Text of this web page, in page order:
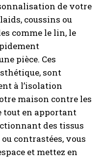
de votre
coussins ou
comme le lin, le
pièce. Ces
sont
à l’isolation
maison contre les
tout en apportant
des tissus
contrastées, vous
et mettez en